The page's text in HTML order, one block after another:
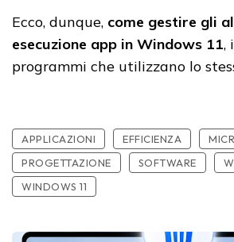
Ecco, dunque, come gestire gli
esecuzione app in Windows 11,
programmi che utilizzano lo
APPLICAZIONI EFFICIENZA
PROGETTAZIONE
SOFTWARE
WINDOWS 11